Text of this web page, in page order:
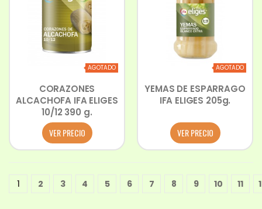
AGOTADO
CORAZONES
ALCACHOFA IFA ELIGES
10/12 390 g.
VER PRECIO
AGOTADO
YEMAS DE ESPARRAGO
IFA ELIGES 205g.
VER PRECIO
11 2 3 4 5 6 7 8 9 10 11